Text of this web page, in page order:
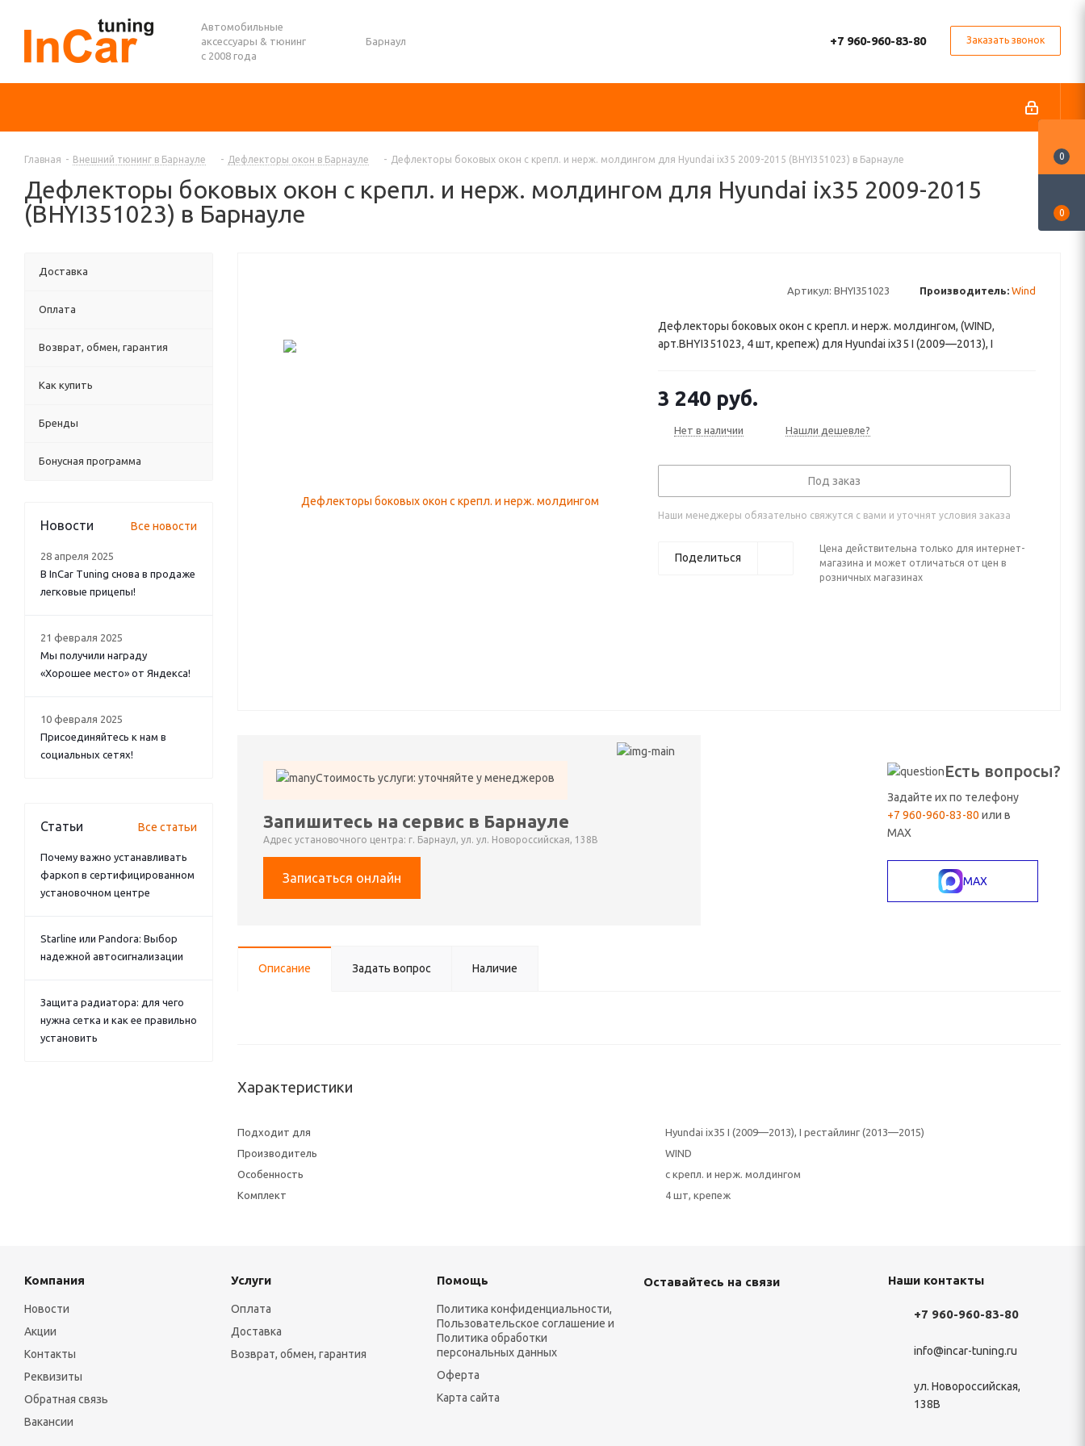
Автомобильные
аксессуары & тюнинг
с 2008 года
Барнаул +7 960-960-83-80 Заказать звонок
Главная - Внешний тюнинг в Барнауле - Дефлекторы окон в Барнауле - Дефлекторы боковых окон с крепл. и нерж. молдингом для Hyundai ix35 2009-2015 (BHYI351023) в Барнауле
Дефлекторы боковых окон с крепл. и нерж. молдингом для Hyundai ix35 2009-2015
(BHYI351023) в Барнауле
Артикул: BHYI351023 Производитель: Wind
Дефлекторы боковых окон с крепл. и нерж. молдингом, (WIND,
арт.BHYI351023, 4 шт, крепеж) для Hyundai ix35 I (2009—2013), I
3 240 руб.
Нет в наличии Нашли дешевле?
Под заказ
Наши менеджеры обязательно свяжутся с вами и уточнят условия заказа
Поделиться
Цена действительна только для интернет-
магазина и может отличаться от цен в
розничных магазинах
Стоимость услуги: уточняйте у менеджеров
Запишитесь на сервис в Барнауле
Адрес установочного центра: г. Барнаул, ул. ул. Новороссийская, 138В
Записаться онлайн
Есть вопросы?
Задайте их по телефону
+7 960-960-83-80 или в
MAX
MAX
Описание Задать вопрос Наличие
Характеристики
Подходит для
Hyundai ix35 I (2009—2013), I рестайлинг (2013—2015)
Производитель
WIND
Особенность
с крепл. и нерж. молдингом
Комплект
4 шт, крепеж
Доставка
Оплата
Возврат, обмен, гарантия
Как купить
Бренды
Бонусная программа
Новости Все новости
28 апреля 2025
В InCar Tuning снова в продаже
легковые прицепы!
21 февраля 2025
Мы получили награду
«Хорошее место» от Яндекса!
10 февраля 2025
Присоединяйтесь к нам в
социальных сетях!
Статьи Все статьи
Почему важно устанавливать
фаркоп в сертифицированном
установочном центре
Starline или Pandora: Выбор
надежной автосигнализации
Защита радиатора: для чего
нужна сетка и как ее правильно
установить
Компания
Новости
Акции
Контакты
Реквизиты
Обратная связь
Вакансии
Услуги
Оплата
Доставка
Возврат, обмен, гарантия
Помощь
Политика конфиденциальности,
Пользовательское соглашение и
Политика обработки
персональных данных
Оферта
Карта сайта
Оставайтесь на связи Наши контакты
+7 960-960-83-80
info@incar-tuning.ru
ул. Новороссийская,
138В
0
0